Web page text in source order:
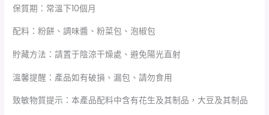
保質期：常溫下10個月
配料：粉餅、調味醬、粉菜包、泡椒包
貯藏方法：請置于陰涼干燥處、避免陽光直射
溫馨提醒：產品如有破損、漏包、請勿食用
致敏物質提示：本產品配料中含有花生及其制品，大豆及其制品